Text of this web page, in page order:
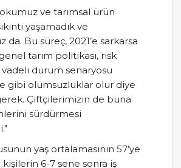
ve tarımsal ürün
yaşamadık ve
da. Bu süreç, 2021’e sarkarsa
tarım politikası, risk
vadeli durum senaryosu
gibi olumsuzluklar olur diye
Çiftçilerimizin de buna
sürdürmesi
yaş ortalamasının 57’ye
kişilerin 6-7 sene sonra iş